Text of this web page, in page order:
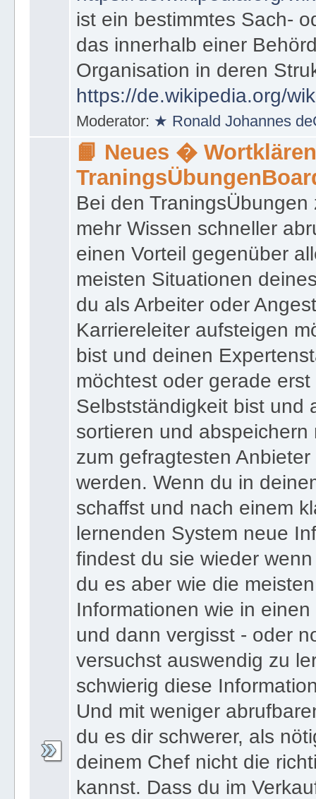
ist ein bestimmtes Sach-
das innerhalb einer
Organisation in deren
https://de.wikipedia.org/
Moderator: ★ Ronald Johannes
📙 Neues �
Bei den
mehr Wissen schneller
einen Vorteil gegenüber
meisten Situationen
du als Arbeiter oder
Karriereleiter aufsteigen
bist und deinen
möchtest oder gerade
Selbstständigkeit bist und
sortieren und
zum gefragtesten
werden. Wenn du in
schaffst und nach einem
lernenden System neue
findest du sie wieder
du es aber wie die
Informationen wie in
und dann vergisst - oder
versuchst auswendig zu
schwierig diese
Und mit weniger
du es dir schwerer, als
deinem Chef nicht die
kannst. Dass du im